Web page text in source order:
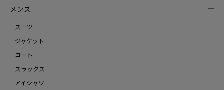
メンズ
スーツ
ジャケット
コート
スラックス
アイシャツ